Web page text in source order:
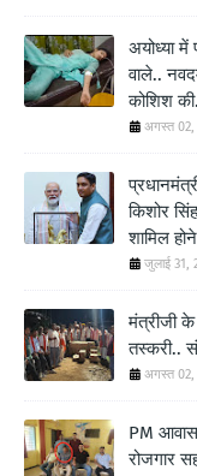
अयोध्या में
वाले..
कोशिश
अगस्त 02,
किशोर
शामिल
जुलाई 31,
मंत्रीजी
तस्करी..
अगस्त 02,
PM आवास
रोजगार